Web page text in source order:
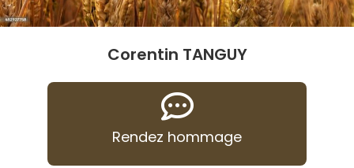
Corentin TANGUY
Rendez hommage